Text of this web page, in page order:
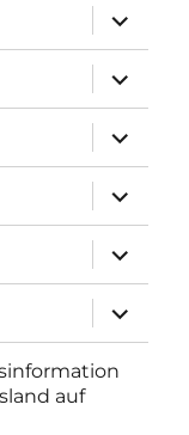
anzeigen
anzeigen
anzeigen
anzeigen
anzeigen
anzeigen
auf